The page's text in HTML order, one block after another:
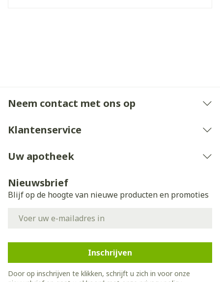
Neem contact met ons op
Klantenservice
Uw apotheek
Nieuwsbrief
Blijf op de hoogte van nieuwe producten en promoties
Inschrijven
Door op inschrijven te klikken, schrijft u zich in voor onze